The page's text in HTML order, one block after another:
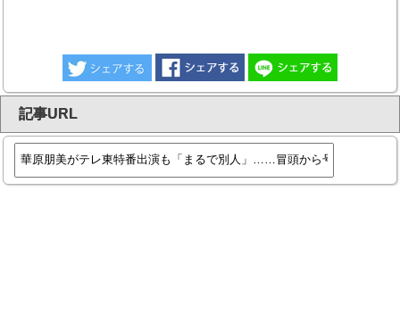
記事URL